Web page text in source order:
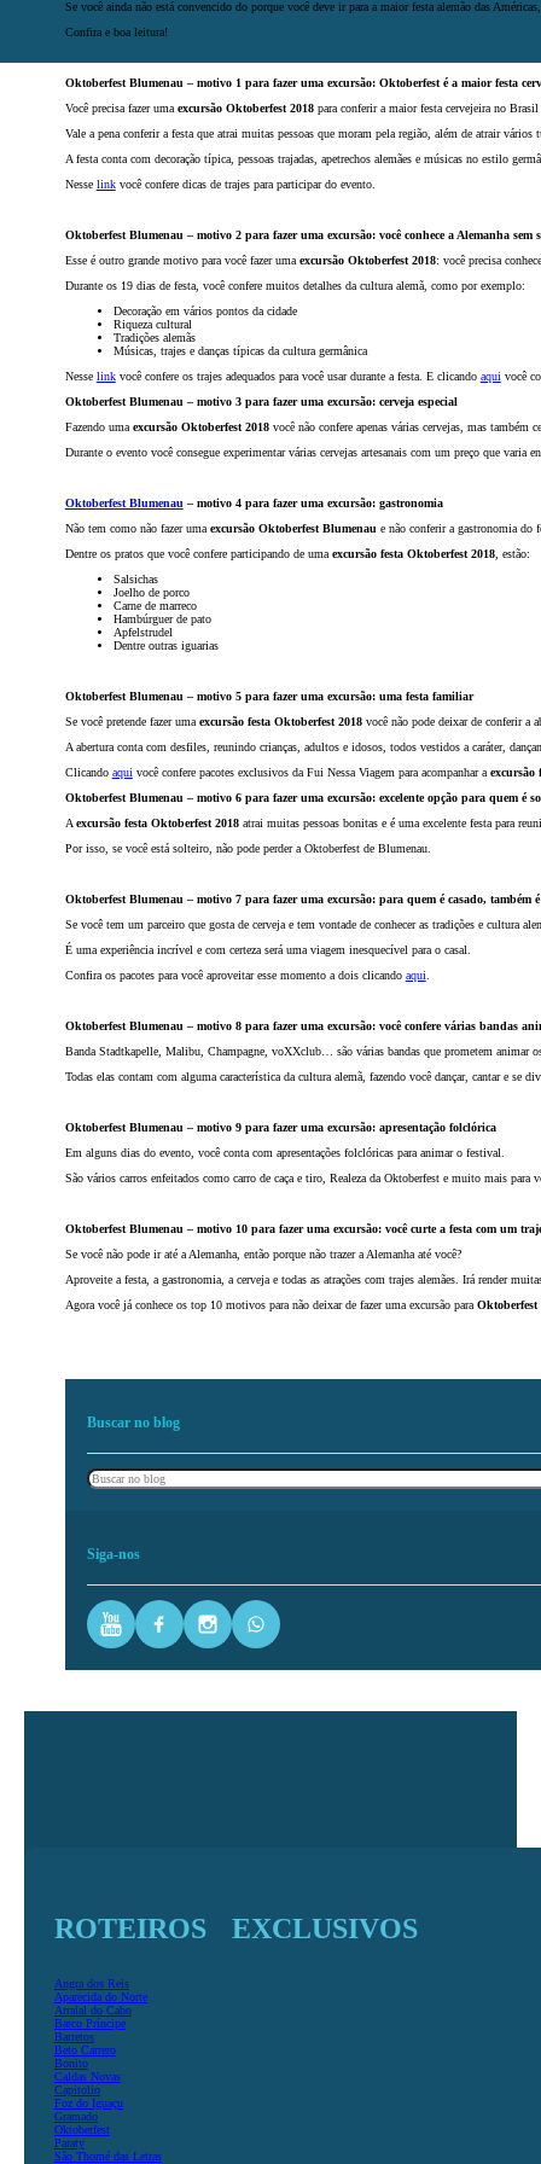
Se você ainda não está convencido do porque você deve ir para a maior festa alemão das
Confira e boa leitura!
Oktoberfest Blumenau – motivo 1 para fazer uma excursão: Oktoberfest é a maior festa
Você precisa fazer uma excursão Oktoberfest 2018 para conferir a maior festa cervejeira no
Vale a pena conferir a festa que atrai muitas pessoas que moram pela região, além de atrair
A festa conta com decoração típica, pessoas trajadas, apetrechos alemães e músicas no estilo
Nesse linkvocê confere dicas de trajes para participar do evento.
Oktoberfest Blumenau – motivo 2 para fazer uma excursão: você conhece a Alemanha sem
Esse é outro grande motivo para você fazer uma excursão Oktoberfest 2018: você precisa
Durante os 19 dias de festa, você confere muitos detalhes da cultura alemã, como por exemplo:
Decoração em vários pontos da cidade
Riqueza cultural
Tradições alemãs
Músicas, trajes e danças típicas da cultura germânica
Nesse linkvocê confere os trajes adequados para você usar durante a festa. E clicando aqui você
Oktoberfest Blumenau – motivo 3 para fazer uma excursão: cerveja especial
Fazendo uma excursão Oktoberfest 2018 você não confere apenas várias cervejas, mas também
Durante o evento você consegue experimentar várias cervejas artesanais com um preço que varia
Oktoberfest Blumenau – motivo 4 para fazer uma excursão: gastronomia
Não tem como não fazer uma excursão Oktoberfest Blumenau e não conferir a gastronomia do
Dentre os pratos que você confere participando de uma excursão festa Oktoberfest 2018, estão:
Salsichas
Joelho de porco
Carne de marreco
Hambúrguer de pato
Apfelstrudel
Dentre outras iguarias
Oktoberfest Blumenau – motivo 5 para fazer uma excursão: uma festa familiar
Se você pretende fazer uma excursão festa Oktoberfest 2018você não pode deixar de conferir a
A abertura conta com desfiles, reunindo crianças, adultos e idosos, todos vestidos a caráter,
Clicando aqui você confere pacotes exclusivos da Fui Nessa Viagem para acompanhar a excursão
Oktoberfest Blumenau – motivo 6 para fazer uma excursão: excelente opção para quem é
A excursão festa Oktoberfest 2018 atrai muitas pessoas bonitas e é uma excelente festa para
Por isso, se você está solteiro, não pode perder a Oktoberfest de Blumenau.
Oktoberfest Blumenau – motivo 7 para fazer uma excursão: para quem é casado, também é
Se você tem um parceiro que gosta de cerveja e tem vontade de conhecer as tradições e cultura
É uma experiência incrível e com certeza será uma viagem inesquecível para o casal.
Confira os pacotes para você aproveitar esse momento a dois clicando aqui
Oktoberfest Blumenau – motivo 8 para fazer uma excursão: você confere várias bandas
Banda Stadtkapelle, Malibu, Champagne, voXXclub… são várias bandas que prometem animar
Todas elas contam com alguma característica da cultura alemã, fazendo você dançar, cantar e se
Oktoberfest Blumenau – motivo 9 para fazer uma excursão: apresentação folclórica
Em alguns dias do evento, você conta com apresentações folclóricas para animar o festival.
São vários carros enfeitados como carro de caça e tiro, Realeza da Oktoberfest e muito mais para
Oktoberfest Blumenau – motivo 10 para fazer uma excursão: você curte a festa com um
Se você não pode ir até a Alemanha, então porque não trazer a Alemanha até você?
Aproveite a festa, a gastronomia, a cerveja e todas as atrações com trajes alemães. Irá render
Agora você já conhece os top 10 motivos para não deixar de fazer uma excursão para Oktoberfest
Buscar no blog
Pesquisar
Siga-nos
Youtube FacebookInstagramWhatsApp
ROTEIROS EXCLUSIVOS
Angra dos Reis
Aparecida do Norte
Arraial do Cabo
Barco Príncipe
Barretos
Beto Carrero
Bonito
Caldas Novas
Capitolio
Foz do Iguaçu
Gramado
Oktoberfest
Paraty
São Thomé das Letras